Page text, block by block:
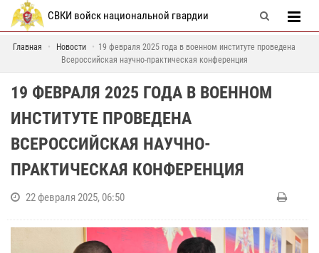
СВКИ войск национальной гвардии
Главная Новости
19 февраля 2025 года в военном институте проведена
Всероссийская научно-практическая конференция
19 ФЕВРАЛЯ 2025 ГОДА В ВОЕННОМ
ИНСТИТУТЕ ПРОВЕДЕНА
ВСЕРОССИЙСКАЯ НАУЧНО-
ПРАКТИЧЕСКАЯ КОНФЕРЕНЦИЯ
22 февраля 2025, 06:50